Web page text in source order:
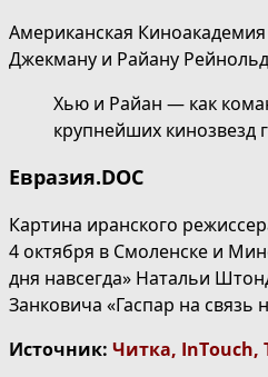
Американская
Джекману и Райану
Хью и Райан — как
крупнейших кинозвезд
Евразия.DOC
Картина иранского
4 октября в Смоленске и
дня навсегда» Натальи
Занковича «Гаспар на связь
Источник: Читка, InTouch,